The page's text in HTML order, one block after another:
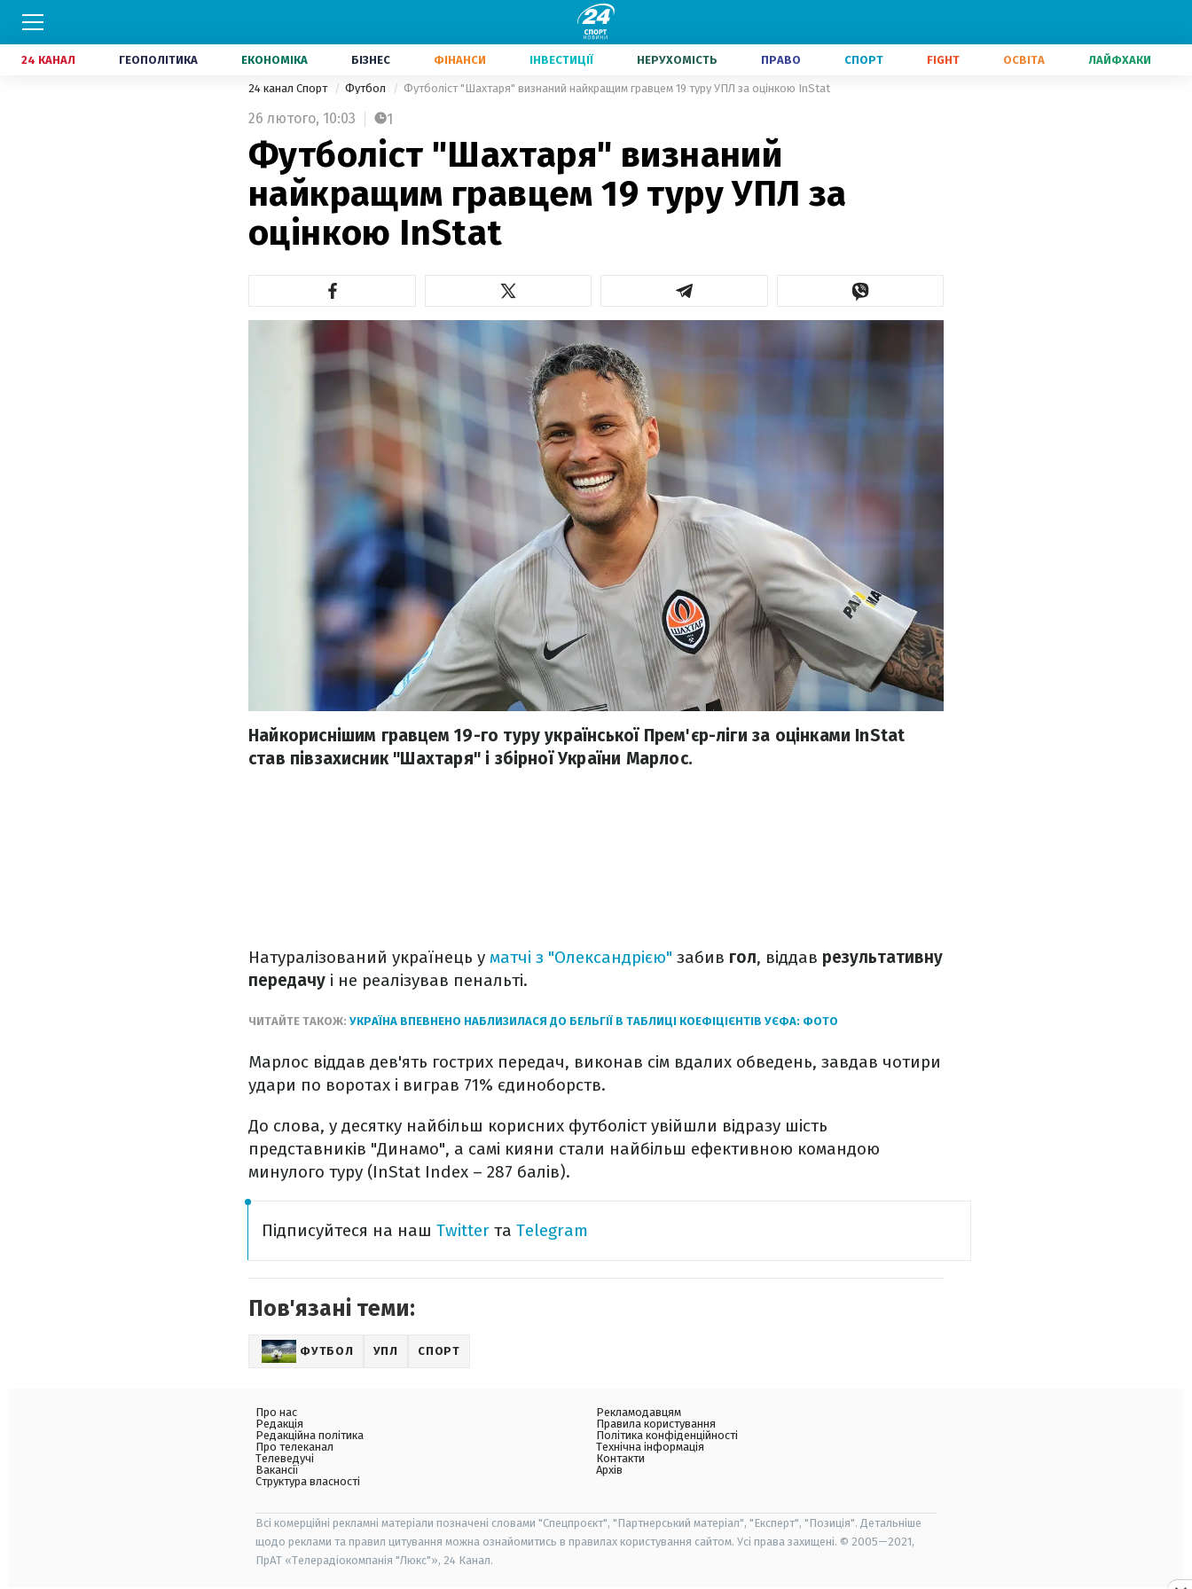
24 КАНАЛ ГЕОПОЛІТИКА ЕКОНОМІКА БІЗНЕС ФІНАНСИ ІНВЕСТИЦІЇ НЕРУХОМІСТЬ ПРАВО СПОРТ FIGHT ОСВІТА ЛАЙФХАКИ
24 канал Спорт Футбол Футболіст "Шахтаря" визнаний найкращим гравцем 19 туру УПЛ за оцінкою InStat
26 лютого, 10:03 1
Футболіст "Шахтаря" визнаний
найкращим гравцем 19 туру УПЛ за
оцінкою InStat
Найкориснішим гравцем 19-го туру української Прем'єр-ліги за оцінками InStat
став півзахисник "Шахтаря" і збірної України Марлос.
Натуралізований українець у матчі з "Олександрією" забив гол, віддав результативну
передачу і не реалізував пенальті.
ЧИТАЙТЕ ТАКОЖ: УКРАЇНА ВПЕВНЕНО НАБЛИЗИЛАСЯ ДО БЕЛЬГІЇ В ТАБЛИЦІ КОЕФІЦІЄНТІВ УЄФА: ФОТО
Марлос віддав дев'ять гострих передач, виконав сім вдалих обведень, завдав чотири
удари по воротах і виграв 71% єдиноборств.
До слова, у десятку найбільш корисних футболіст увійшли відразу шість
представників "Динамо", а самі кияни стали найбільш ефективною командою
минулого туру (InStat Index – 287 балів).
Підписуйтеся на наш Twitter та Telegram
Пов'язані теми:
ФУТБОЛ УПЛ СПОРТ
Про нас
Редакція
Редакційна політика
Про телеканал
Телеведучі
Вакансії
Структура власності
Рекламодавцям
Правила користування
Політика конфіденційності
Технічна інформація
Контакти
Архів
Всі комерційні рекламні матеріали позначені словами "Спецпроєкт", "Партнерський матеріал", "Експерт", "Позиція". Детальніше
щодо реклами та правил цитування можна ознайомитись в правилах користування сайтом. Усі права захищені. © 2005—2021,
ПрАТ «Телерадіокомпанія "Люкс"», 24 Канал.